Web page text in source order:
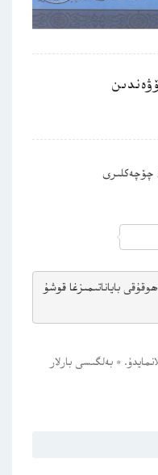
چۆچەكلىرى
باياناتىمىزغا قوشۇ
* بەلگىسى بارلار